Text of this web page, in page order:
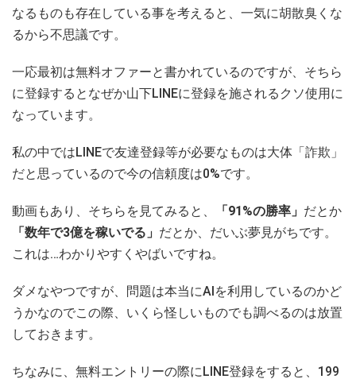
なるものも存在している事を考えると、一気に胡散臭くな
るから不思議です。
一応最初は無料オファーと書かれているのですが、そちら
に登録するとなぜか山下LINEに登録を施されるクソ使用に
なっています。
私の中ではLINEで友達登録等が必要なものは大体「詐欺」
だと思っているので今の信頼度は0%です。
動画もあり、そちらを見てみると、 「91%の勝率」 だとか
「数年で3億を稼いでる」 だとか、だいぶ夢見がちです。
これは…わかりやすくやばいですね。
ダメなやつですが、問題は本当にAIを利用しているのかど
うかなのでこの際、いくら怪しいものでも調べるのは放置
しておきます。
ちなみに、無料エントリーの際にLINE登録をすると、199